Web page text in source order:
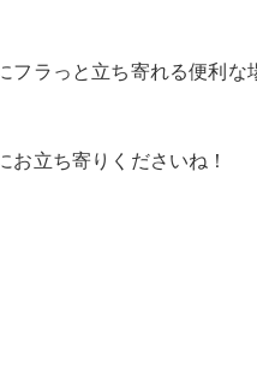
フラっと立ち寄れる便利な
お立ち寄りくださいね！